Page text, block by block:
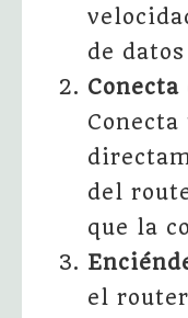
de
del
que la
el